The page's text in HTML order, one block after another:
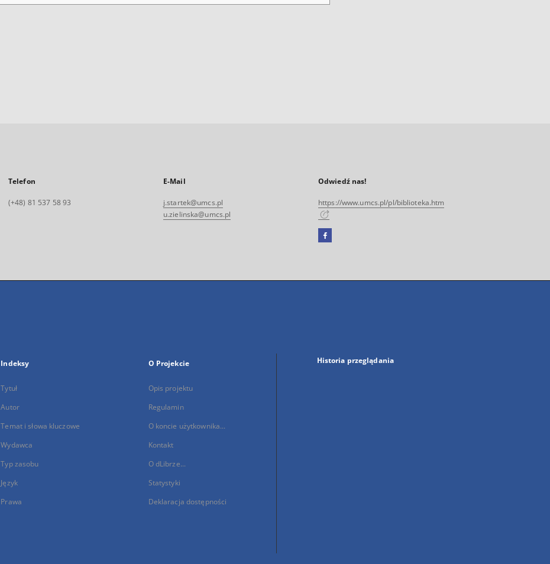
Telefon
(+48) 81 537 58 93
E-Mail
j.startek@umcs.pl
u.zielinska@umcs.pl
Odwiedź nas!
https://www.umcs.pl/pl/biblioteka.htm
Facebook
się
Indeksy
Tytuł
Autor
Temat i słowa kluczowe
Wydawca
Typ zasobu
Język
Prawa
O Projekcie
Opis projektu
Regulamin
O koncie użytkownika...
Kontakt
O dLibrze...
Statystyki
Deklaracja dostępności
Historia przeglądania